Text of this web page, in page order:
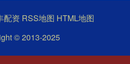
配资 RSS地图 HTML地图
© 2013-2025